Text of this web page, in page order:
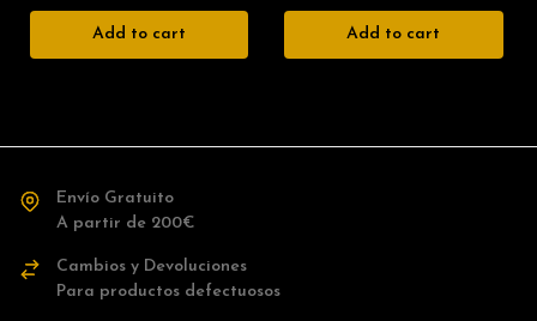
Add to cart Add to cart
Envío Gratuito
A partir de 200€
Cambios y Devoluciones
Para productos defectuosos